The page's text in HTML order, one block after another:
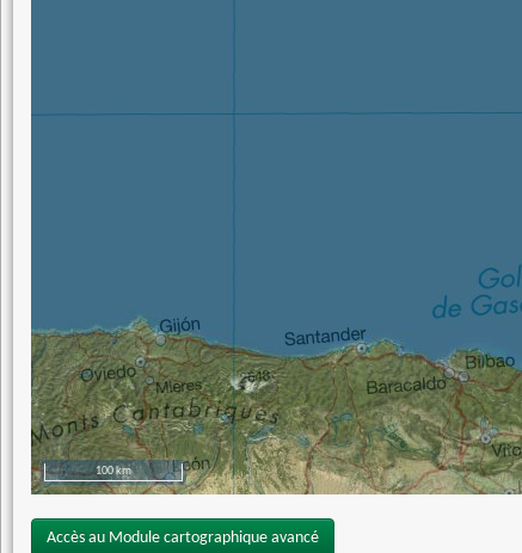
100 km
Accès au Module cartographique avancé